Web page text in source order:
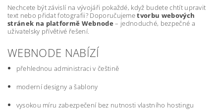
Nechcete být závislí na vývojáři pokaždé, když budete chtít upravit
text nebo přidat fotografii? Doporučujemetvorbu webových
stránek na platformě Webnode – jednoduché, bezpečné a
uživatelsky přívětivé řešení.
WEBNODE NABÍZÍ
přehlednou administraci v češtině
moderní designy a šablony
vysokou míru zabezpečení bez nutnosti vlastního hostingu